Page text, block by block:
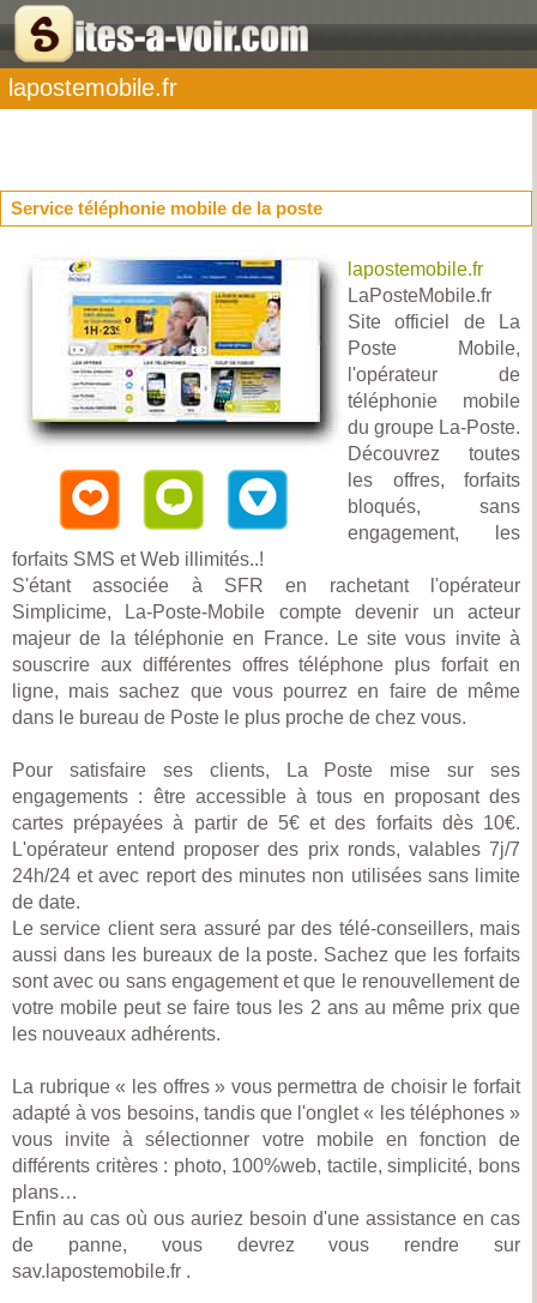
lapostemobile.fr
Service téléphonie mobile de la poste
lapostemobile.fr
LaPosteMobile.fr
Site officiel de La
Poste Mobile,
l'opérateur de
téléphonie mobile
du groupe La-Poste.
Découvrez toutes
les offres, forfaits
bloqués, sans
engagement, les
forfaits SMS et Web illimités..!
S'étant associée à SFR en rachetant l'opérateur
Simplicime, La-Poste-Mobile compte devenir un acteur
majeur de la téléphonie en France. Le site vous invite à
souscrire aux différentes offres téléphone plus forfait en
ligne, mais sachez que vous pourrez en faire de même
dans le bureau de Poste le plus proche de chez vous.
Pour satisfaire ses clients, La Poste mise sur ses
engagements : être accessible à tous en proposant des
cartes prépayées à partir de 5€ et des forfaits dès 10€.
L'opérateur entend proposer des prix ronds, valables 7j/7
24h/24 et avec report des minutes non utilisées sans limite
de date.
Le service client sera assuré par des télé-conseillers, mais
aussi dans les bureaux de la poste. Sachez que les forfaits
sont avec ou sans engagement et que le renouvellement de
votre mobile peut se faire tous les 2 ans au même prix que
les nouveaux adhérents.
La rubrique « les offres » vous permettra de choisir le forfait
adapté à vos besoins, tandis que l'onglet « les téléphones »
vous invite à sélectionner votre mobile en fonction de
différents critères : photo, 100%web, tactile, simplicité, bons
plans…
Enfin au cas où ous auriez besoin d'une assistance en cas
de panne, vous devrez vous rendre sur
sav.lapostemobile.fr .